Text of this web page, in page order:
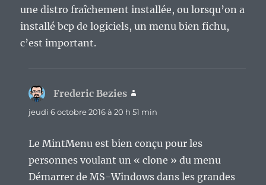
une distro fraîchement installée, ou lorsqu’on a
installé bcp de logiciels, un menu bien fichu,
c’est important.
Frederic Bezies
jeudi 6 octobre 2016 à 20 h 51 min
Le MintMenu est bien conçu pour les
personnes voulant un « clone » du menu
Démarrer de MS-Windows dans les grandes